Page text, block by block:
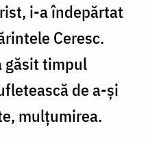
i-a îndepărtat
Ceresc.
găsit timpul
de a-şi
mulţumirea.